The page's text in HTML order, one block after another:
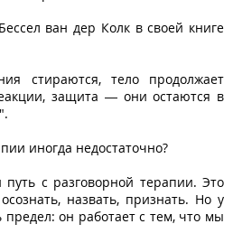
ван дер Колк в своей книге
стираются, тело продолжает
защита — они остаются в
иногда недостаточно?
с разговорной терапии. Это
назвать, признать. Но у
предел: он работает с тем, что мы